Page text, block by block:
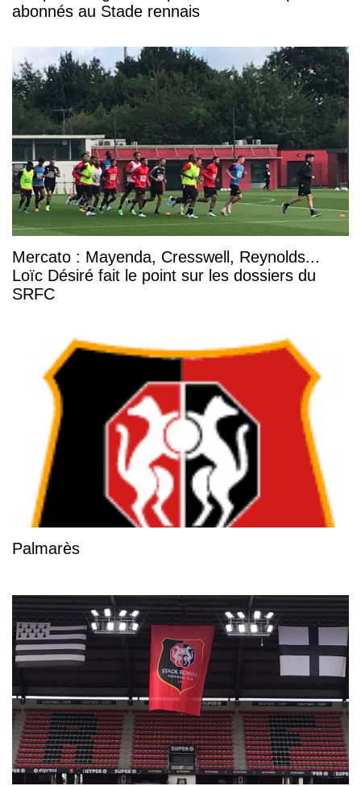
abonnés au Stade rennais
Mercato : Mayenda, Cresswell, Reynolds...
Loïc Désiré fait le point sur les dossiers du
SRFC
Palmarès